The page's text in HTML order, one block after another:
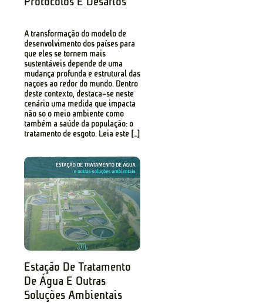
A transformação do modelo de
desenvolvimento dos países para
que eles se tornem mais
sustentáveis depende de uma
mudança profunda e estrutural das
nações ao redor do mundo. Dentro
deste contexto, destaca-se neste
cenário uma medida que impacta
não só o meio ambiente como
também a saúde da população: o
tratamento de esgoto. Leia este […]
Estação De Tratamento
De Água E Outras
Soluções Ambientais